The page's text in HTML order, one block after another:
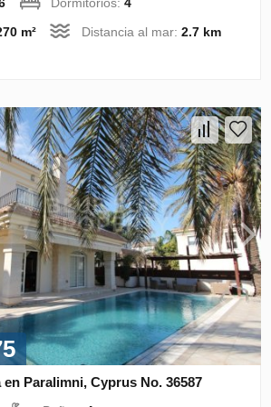
m² Distancia al mar:2.7 km
Paralimni, Cyprus No. 36587